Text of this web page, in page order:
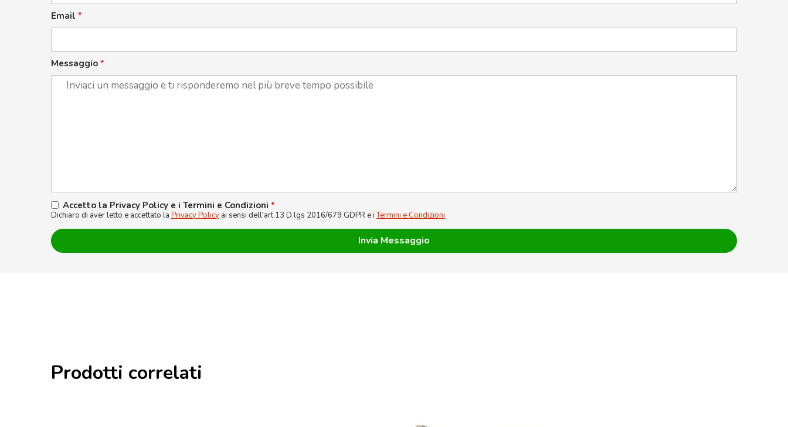
Email *
Messaggio *
Accetto la Privacy Policy e i Termini e Condizioni *
Dichiaro di aver letto e accettato la Privacy Policy ai sensi dell'art.13 D.lgs 2016/679 GDPR e iTermini e Condizioni.
Prodotti correlati